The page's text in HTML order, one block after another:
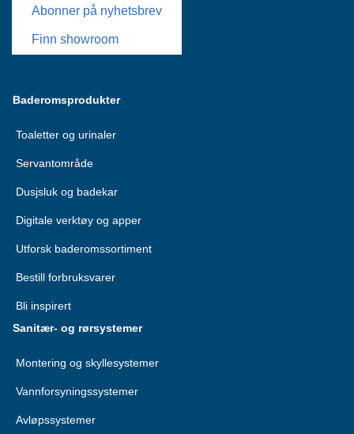
Abonner på nyhetsbrev
Finn showroom
Baderomsprodukter
Toaletter og urinaler
Servantområde
Dusjsluk og badekar
Digitale verktøy og apper
Utforsk baderomssortiment
Bestill forbruksvarer
Bli inspirert
Sanitær- og rørsystemer
Montering og skyllesystemer
Vannforsyningssystemer
Avløpssystemer